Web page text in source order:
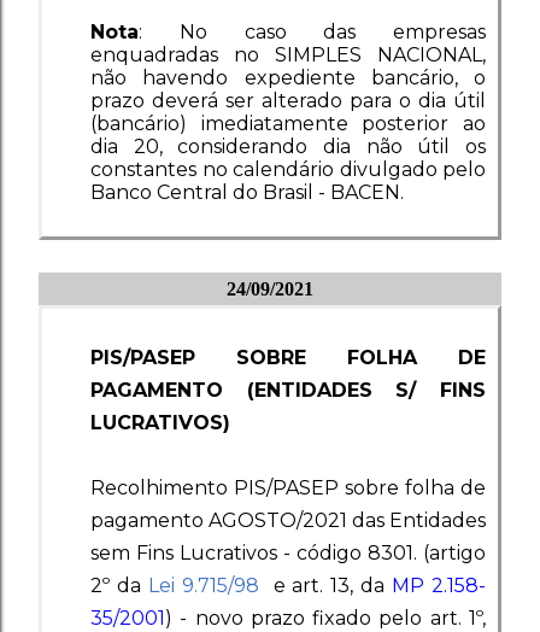
Nota: No caso das empresas
enquadradas no SIMPLES NACIONAL,
não havendo expediente bancário, o
prazo deverá ser alterado para o dia útil
(bancário) imediatamente posterior ao
dia 20, considerando dia não útil os
constantes no calendário divulgado pelo
Banco Central do Brasil - BACEN.
24/09/2021
PIS/PASEP SOBRE FOLHA DE
PAGAMENTO (ENTIDADES S/ FINS
LUCRATIVOS)
Recolhimento PIS/PASEP sobre folha de
pagamento AGOSTO/2021 das Entidades
sem Fins Lucrativos - código 8301. (artigo
2º da Lei 9.715/98 e art. 13, da MP 2.158-
35/2001 ) - novo prazo fixado pelo art. 1º,